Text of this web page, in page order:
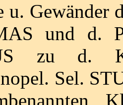
u.
und d.
zu d.
Sel.